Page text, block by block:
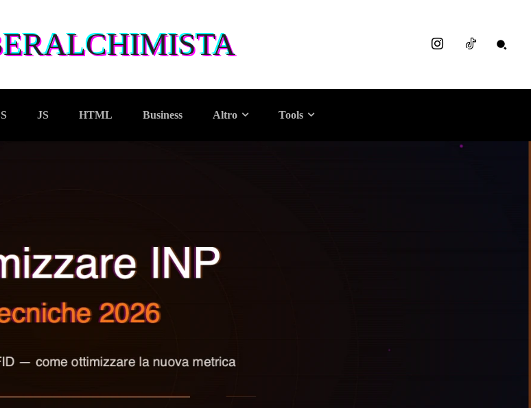
JS HTML Business Altro Tools